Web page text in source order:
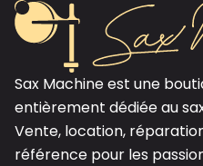
Sax Machine est une
entièrement dédiée au
Vente, location,
référence pour les